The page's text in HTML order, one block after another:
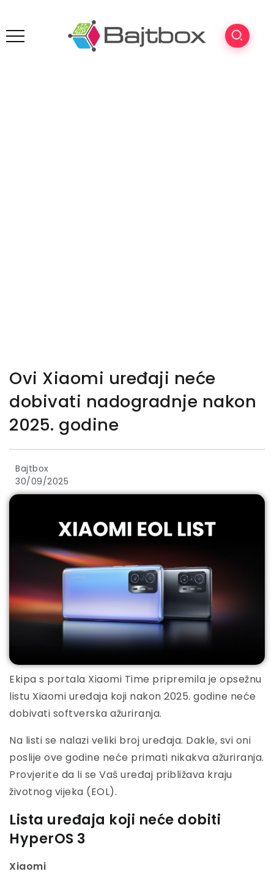
Ovi Xiaomi uređaji neće
dobivati nadogradnje nakon
2025. godine
Bajtbox
30/09/2025
Ekipa s portala Xiaomi Time pripremila je opsežnu
listu Xiaomi uređaja koji nakon 2025. godine neće
dobivati softverska ažuriranja.
Na listi se nalazi veliki broj uređaja. Dakle, svi oni
poslije ove godine neće primati nikakva ažuriranja.
Provjerite da li se Vaš uređaj približava kraju
životnog vijeka (EOL).
Lista uređaja koji neće dobiti
HyperOS 3
Xiaomi